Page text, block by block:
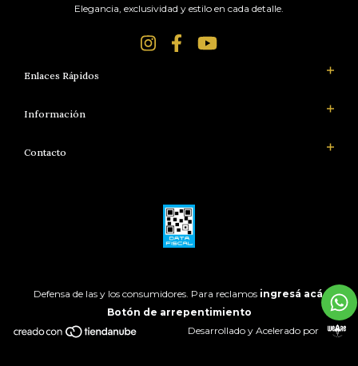
Elegancia, exclusividad y estilo en cada detalle.
Enlaces Rápidos
Información
Contacto
Defensa de las y los consumidores. Para reclamos ingresá acá.
Botón de arrepentimiento
Desarrollado y Acelerado por